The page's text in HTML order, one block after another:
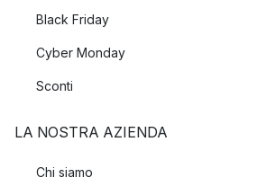
Black Friday
Cyber Monday
Sconti
LA NOSTRA AZIENDA
Chi siamo